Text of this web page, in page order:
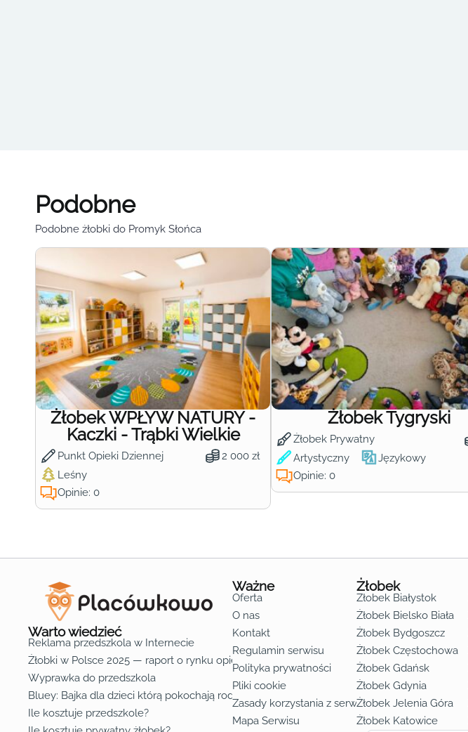
Podobne
Podobne żłobki do Promyk Słońca
Żłobek WPŁYW NATURY -
Kaczki - Trąbki Wielkie
Punkt Opieki Dziennej 2 000 zł
Leśny
Opinie: 0
Żłobek Tygryski
Żłobek Prywatny
Artystyczny Językowy
Opinie: 0
Warto wiedzieć
Reklama przedszkola w Internecie
Żłobki w Polsce 2025 — raport o rynku opieki nad dziećmi do lat 3
Wyprawka do przedszkola
Bluey: Bajka dla dzieci którą pokochają rodzice
Ile kosztuje przedszkole?
Ważne
Oferta
O nas
Kontakt
Regulamin serwisu
Polityka prywatności
Pliki cookie
Zasady korzystania z serwisu
Mapa Serwisu
Żłobek
Żłobek Białystok
Żłobek Bielsko Biała
Żłobek Bydgoszcz
Żłobek Częstochowa
Żłobek Gdańsk
Żłobek Gdynia
Żłobek Jelenia Góra
Żłobek Katowice